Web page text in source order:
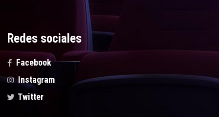
Redes sociales
Facebook
Instagram
Twitter